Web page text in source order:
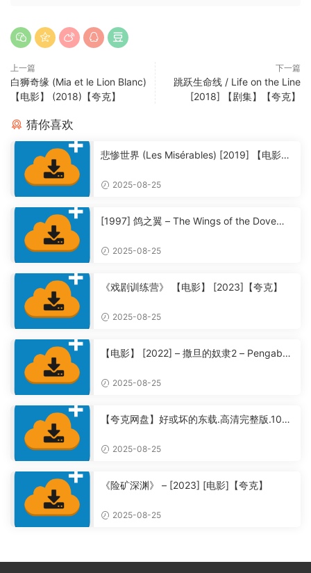
上一篇
白狮奇缘 (Mia et le Lion Blanc)
【电影】 (2018)【夸克】
下一篇
跳跃生命线 / Life on the Line
[2018] 【剧集】【夸克】
猜你喜欢
悲惨世界 (Les Misérables) [2019] 【电影】
2025-08-25
[1997] 鸽之翼 – The Wings of the Dove
2025-08-25
《戏剧训练营》 【电影】 [2023]【夸克】
2025-08-25
【电影】 [2022] – 撒旦的奴隶2 – Pengabdi
2025-08-25
【夸克网盘】好或坏的东载.高清完整版.108
2025-08-25
《险矿深渊》 – [2023] [电影]【夸克】
2025-08-25